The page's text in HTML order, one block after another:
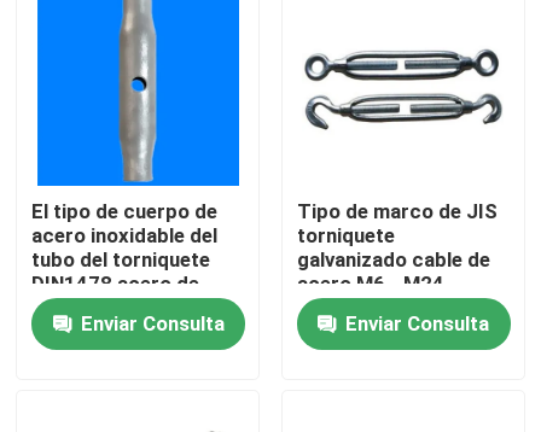
Sobre nosotros
Viaje de la fábrica
Control de calidad
Éntrenos en contacto con
Noticias
El tipo de cuerpo de
acero inoxidable del
tubo del torniquete
DIN1478 acero de
carbono galvanizó
Enviar Consulta
Tipo de marco de JIS
torniquete
galvanizado cable de
acero M6 - M24
Enviar Consulta